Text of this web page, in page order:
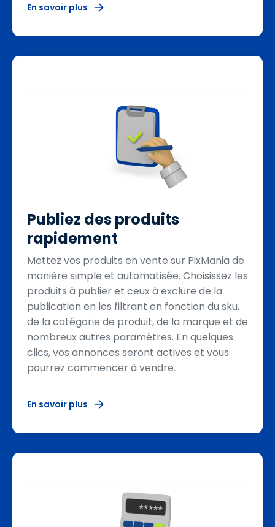
En savoir plus
Publiez des produits
rapidement
Mettez vos produits en vente sur PixMania de
manière simple et automatisée. Choisissez les
produits à publier et ceux à exclure de la
publication en les filtrant en fonction du sku,
de la catégorie de produit, de la marque et de
nombreux autres paramètres. En quelques
clics, vos annonces seront actives et vous
pourrez commencer à vendre.
En savoir plus